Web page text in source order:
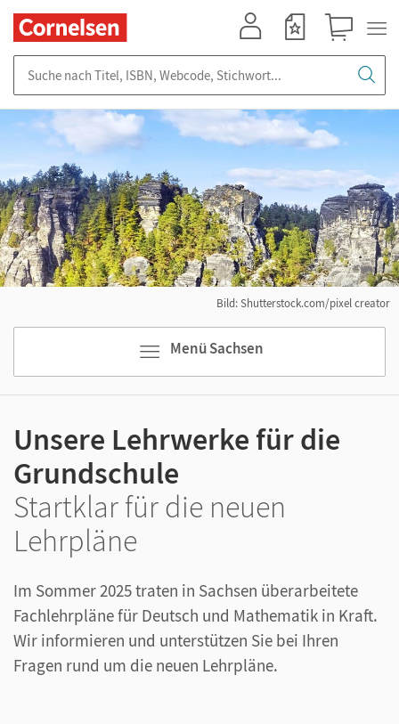
Menü Sachsen
Bild: Shutterstock.com/pixel creator
Unsere Lehrwerke für die
Grundschule
Startklar für die neuen
Lehrpläne
Im Sommer 2025 traten in Sachsen überarbeitete
Fachlehrpläne für Deutsch und Mathematik in Kraft.
Wir informieren und unterstützen Sie bei Ihren
Fragen rund um die neuen Lehrpläne.